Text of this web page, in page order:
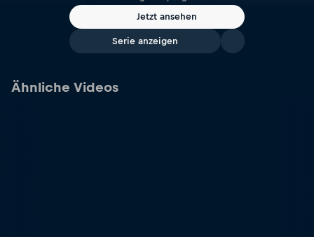
Jetzt ansehen
Serie anzeigen
Ähnliche Videos